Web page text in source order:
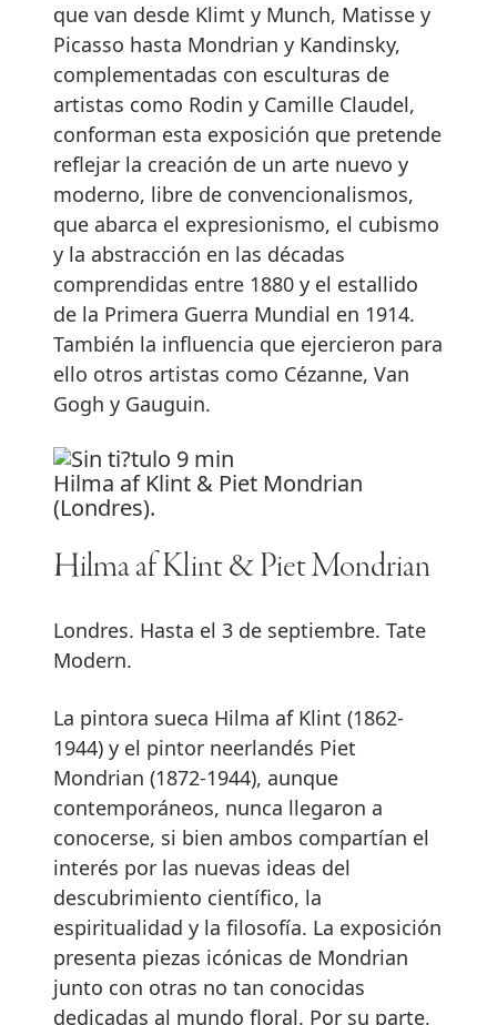
que van desde Klimt y Munch, Matisse y
Picasso hasta Mondrian y Kandinsky,
complementadas con esculturas de
artistas como Rodin y Camille Claudel,
conforman esta exposición que pretende
reflejar la creación de un arte nuevo y
moderno, libre de convencionalismos,
que abarca el expresionismo, el cubismo
y la abstracción en las décadas
comprendidas entre 1880 y el estallido
de la Primera Guerra Mundial en 1914.
También la influencia que ejercieron para
ello otros artistas como Cézanne, Van
Gogh y Gauguin.
Hilma af Klint & Piet Mondrian
(Londres).
Hilma af Klint & Piet Mondrian
Londres. Hasta el 3 de septiembre. Tate
Modern.
La pintora sueca Hilma af Klint (1862-
1944) y el pintor neerlandés Piet
Mondrian (1872-1944), aunque
contemporáneos, nunca llegaron a
conocerse, si bien ambos compartían el
interés por las nuevas ideas del
descubrimiento científico, la
espiritualidad y la filosofía. La exposición
presenta piezas icónicas de Mondrian
junto con otras no tan conocidas
dedicadas al mundo floral. Por su parte,